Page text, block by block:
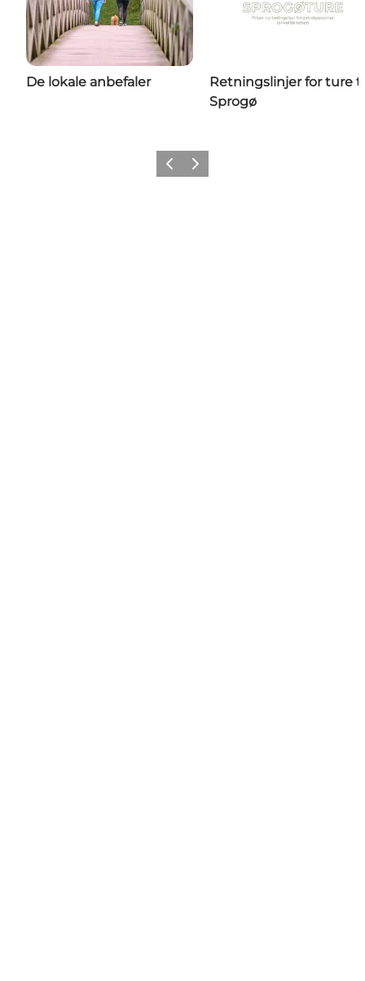
De lokale anbefaler
Retningslinjer for ture
Sprogø
ForrigeNæste